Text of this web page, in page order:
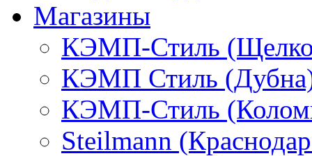
Магазины
КЭМП-Стиль
КЭМП Стиль
КЭМП-Стиль
Steilmann